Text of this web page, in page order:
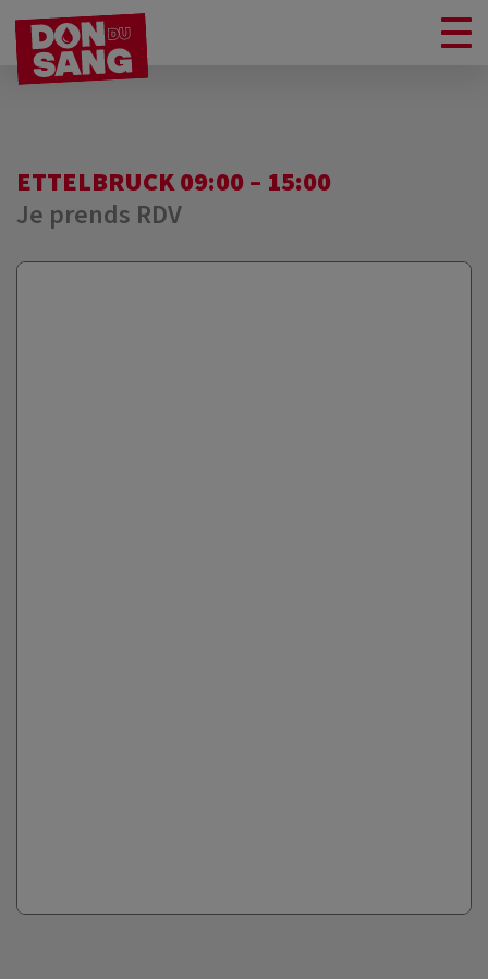
ETTELBRUCK 09:00 – 15:00
Je prends RDV